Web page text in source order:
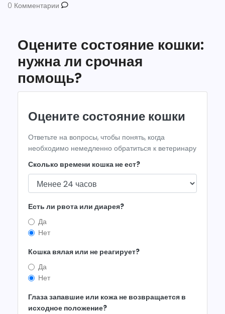
0 Комментарии
Оцените состояние кошки:
нужна ли срочная
помощь?
Оцените состояние кошки
Ответьте на вопросы, чтобы понять, когда
необходимо немедленно обратиться к ветеринару
Сколько времени кошка не ест?
Есть ли рвота или диарея?
Да
Нет
Кошка вялая или не реагирует?
Да
Нет
Глаза запавшие или кожа не возвращается в
исходное положение?